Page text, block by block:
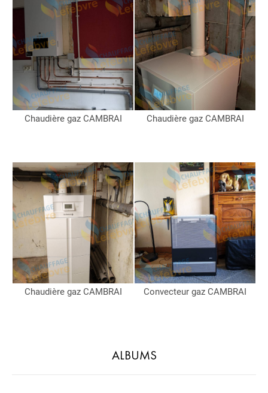
Chaudière gaz CAMBRAI Chaudière gaz CAMBRAI
Chaudière gaz CAMBRAI Convecteur gaz CAMBRAI
ALBUMS